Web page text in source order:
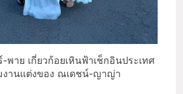
พาย เกี่ยวก้อยเหินฟ้าเช็กอินประเทศ
งานแต่งของ ณเดชน์-ญาญ่า